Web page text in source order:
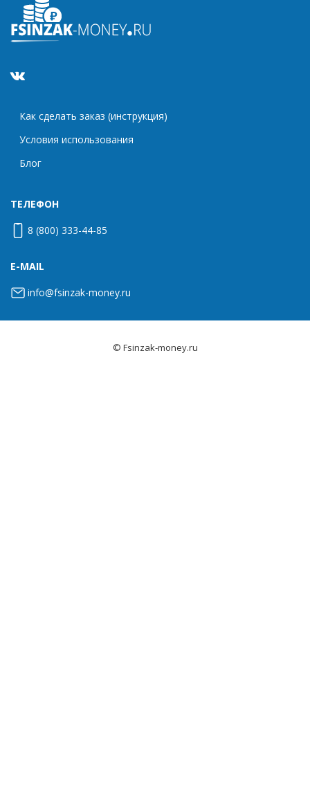
Как сделать заказ (инструкция)
Условия использования
Блог
ТЕЛЕФОН
8 (800) 333-44-85
E-MAIL
info@fsinzak-money.ru
© Fsinzak-money.ru